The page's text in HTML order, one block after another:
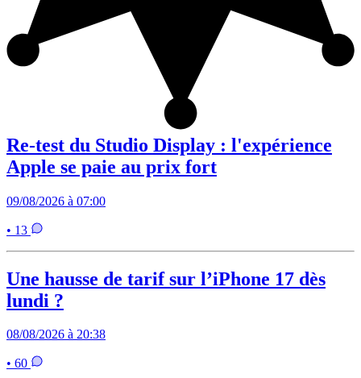
Re-test du Studio Display : l'expérience
Apple se paie au prix fort
09/08/2026 à 07:00
• 13
Une hausse de tarif sur l’iPhone 17 dès
lundi ?
08/08/2026 à 20:38
• 60